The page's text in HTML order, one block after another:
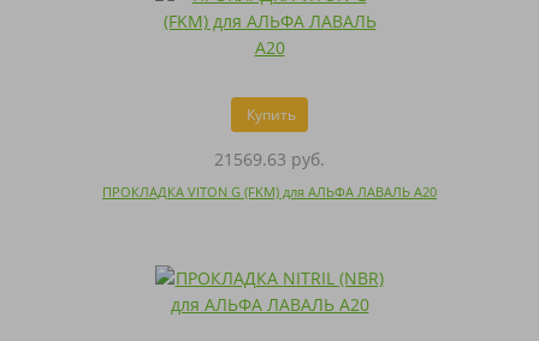
Купить
21569.63 руб.
ПРОКЛАДКА VITON G (FKM) для АЛЬФА ЛАВАЛЬ A20